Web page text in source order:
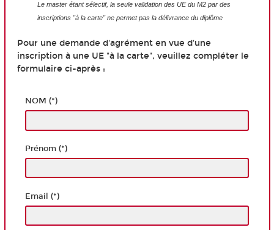
Le master étant sélectif, la seule validation des UE du M2 par des
inscriptions "à la carte" ne permet pas la délivrance du diplôme
Pour une demande d'agrément en vue d'une
inscription à une UE "à la carte", veuillez compléter le
formulaire ci-après :
NOM (*)
Prénom (*)
Email (*)